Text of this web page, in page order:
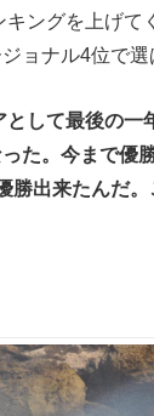
ングを上げて
ョナル4位で選
として最後の
た。今まで優
勝出来たんだ